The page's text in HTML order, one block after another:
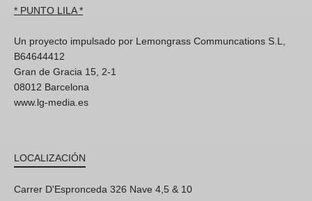
* PUNTO LILA *
Un proyecto impulsado por Lemongrass Communcations S.L,
B64644412
Gran de Gracia 15, 2-1
08012 Barcelona
www.lg-media.es
LOCALIZACIÓN
Carrer D'Espronceda 326 Nave 4,5 & 10